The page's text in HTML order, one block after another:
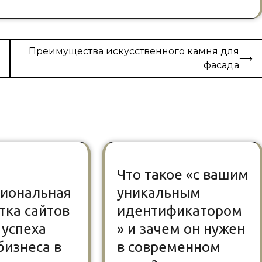
Преимущества искусственного камня для
фасада
⟶
сайтов
в
Что такое «с вашим
уникальным
идентификатором
» и зачем он нужен
в современном